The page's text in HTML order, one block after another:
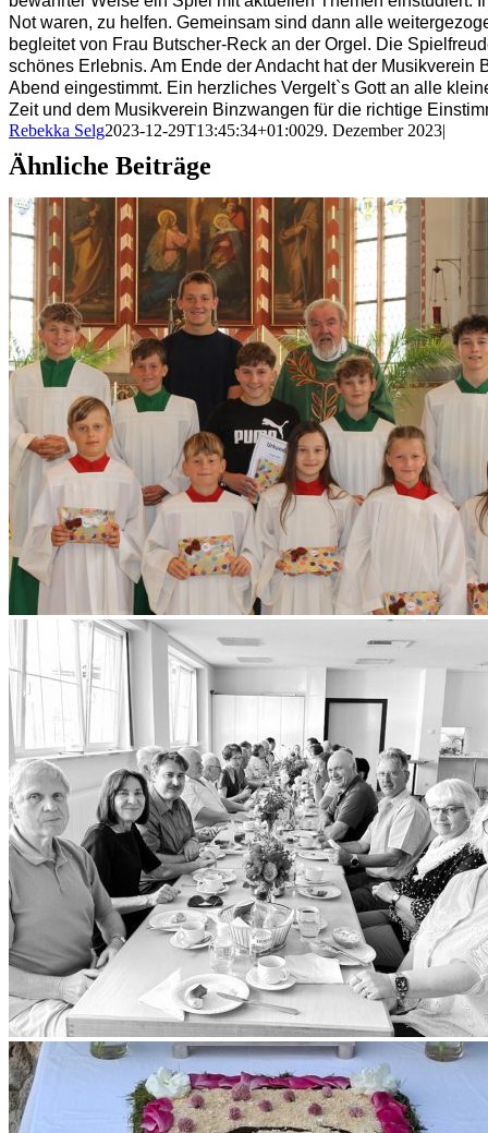
Not waren, zu helfen. Gemeinsam sind dann alle
begleitet von Frau Butscher-Reck an der Orgel. Die
schönes Erlebnis. Am Ende der Andacht hat der
Abend eingestimmt. Ein herzliches Vergelt`s Gott an alle
Zeit und dem Musikverein Binzwangen für die richtige
Rebekka Selg2023-12-29T13:45:34+01:0029. Dezember 2023|
Ähnliche Beiträge